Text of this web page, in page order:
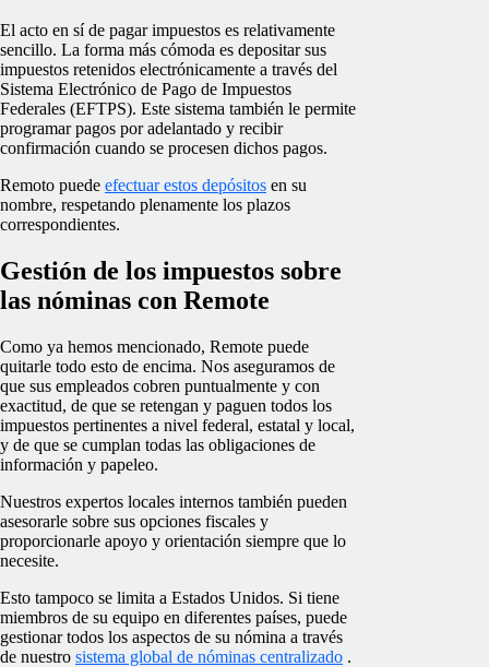
El acto en sí de pagar impuestos es relativamente
sencillo. La forma más cómoda es depositar sus
impuestos retenidos electrónicamente a través del
Sistema Electrónico de Pago de Impuestos
Federales (EFTPS). Este sistema también le permite
programar pagos por adelantado y recibir
confirmación cuando se procesen dichos pagos.
Remoto puede efectuar estos depósitos en su
nombre, respetando plenamente los plazos
correspondientes.
Gestión de los impuestos sobre
las nóminas con Remote
Como ya hemos mencionado, Remote puede
quitarle todo esto de encima. Nos aseguramos de
que sus empleados cobren puntualmente y con
exactitud, de que se retengan y paguen todos los
impuestos pertinentes a nivel federal, estatal y local,
y de que se cumplan todas las obligaciones de
información y papeleo.
Nuestros expertos locales internos también pueden
asesorarle sobre sus opciones fiscales y
proporcionarle apoyo y orientación siempre que lo
necesite.
Esto tampoco se limita a Estados Unidos. Si tiene
miembros de su equipo en diferentes países, puede
gestionar todos los aspectos de su nómina a través
de nuestro sistema global de nóminas centralizado .